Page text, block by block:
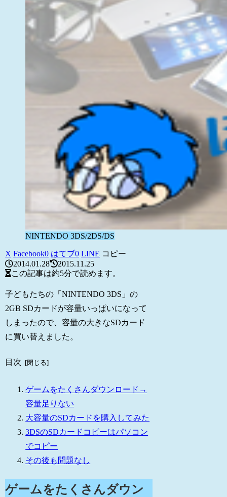
NINTENDO 3DS/2DS/DS
X Facebook0 はてブ0 LINE コピー
2014.01.28
2015.11.25
この記事は約5分で読めます。
子どもたちの「NINTENDO 3DS」の
2GB SDカードが容量いっぱいになって
しまったので、容量の大きなSDカード
に買い替えました。
目次
ゲームをたくさんダウンロード→
容量足りない
大容量のSDカードを購入してみた
3DSのSDカードコピーはパソコン
でコピー
その後も問題なし
ゲームをたくさんダウン